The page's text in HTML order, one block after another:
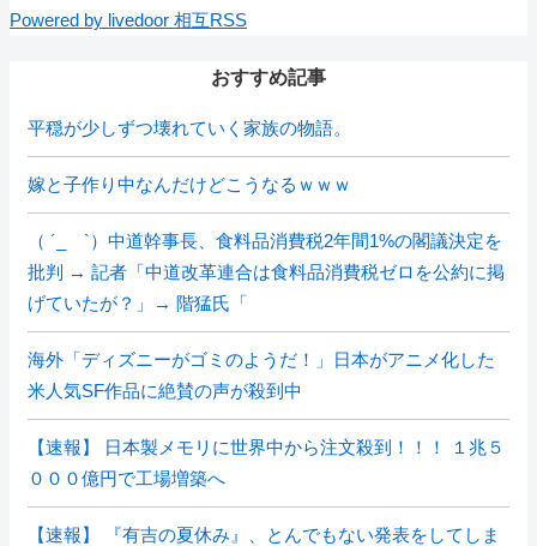
Powered by livedoor 相互RSS
おすすめ記事
平穏が少しずつ壊れていく家族の物語。
嫁と子作り中なんだけどこうなるｗｗｗ
（ ´_ゝ`）中道幹事長、食料品消費税2年間1%の閣議決定を
批判 → 記者「中道改革連合は食料品消費税ゼロを公約に掲
げていたが？」→ 階猛氏「
海外「ディズニーがゴミのようだ！」日本がアニメ化した
米人気SF作品に絶賛の声が殺到中
【速報】 日本製メモリに世界中から注文殺到！！！ １兆５
０００億円で工場増築へ
【速報】 『有吉の夏休み』、とんでもない発表をしてしま